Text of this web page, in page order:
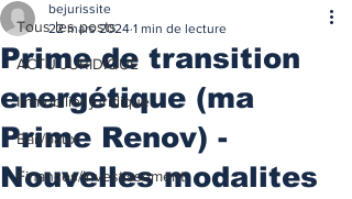
Tous les posts
ACTU JURIDIQUE
Immobilier juridique
Bail/baux
Finances/Investissement
Prime de transition
energétique (ma
Prime Renov) -
Nouvelles modalites
bejurissite
22 mars 2024 1 min de lecture